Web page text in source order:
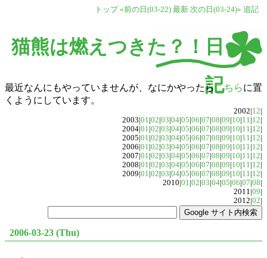
トップ «前の日(03-22) 最新 次の日(03-24)» 追記
猫熊は燃えつきた？！日
記
最近なんにもやっていませんが、なにかやったら こちらに置
くようにしています。
2002|12|
2003|01|02|03|04|05|06|07|08|09|10|11|12|
2004|01|02|03|04|05|06|07|08|09|10|11|12|
2005|01|02|03|04|05|06|07|08|09|10|11|12|
2006|01|02|03|04|05|06|07|08|09|10|11|12|
2007|01|02|03|04|05|06|07|08|09|10|11|12|
2008|01|02|03|04|05|06|07|08|09|10|11|12|
2009|01|02|03|04|05|06|07|08|09|10|11|12|
2010|01|02|03|04|05|06|07|08|
2011|09|
2012|02|
2006-03-23 (Thu)